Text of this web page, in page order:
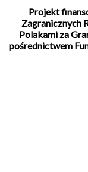
Projekt
Zagranicznych
Polakami za
pośrednictwem